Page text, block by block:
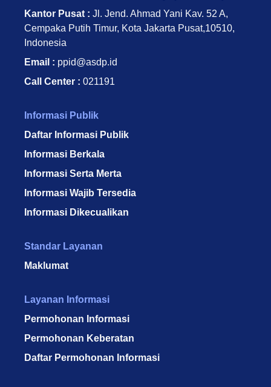
Kantor Pusat : Jl. Jend. Ahmad Yani Kav. 52 A,
Cempaka Putih Timur, Kota Jakarta Pusat,10510,
Indonesia
Email : ppid@asdp.id
Call Center : 021191
Informasi Publik
Daftar Informasi Publik
Informasi Berkala
Informasi Serta Merta
Informasi Wajib Tersedia
Informasi Dikecualikan
Standar Layanan
Maklumat
Layanan Informasi
Permohonan Informasi
Permohonan Keberatan
Daftar Permohonan Informasi